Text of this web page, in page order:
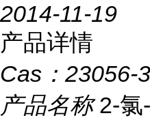
2014-11-19
产品详情
Cas： 23056-
产品名称2-氯